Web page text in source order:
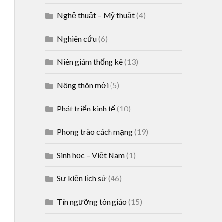
Nghệ thuật – Mỹ thuật(4)
Nghiên cứu(6)
Niên giám thống kê(13)
Nông thôn mới(5)
Phát triển kinh tế(10)
Phong trào cách mạng(19)
Sinh học – Việt Nam(1)
Sự kiện lịch sử(46)
Tín ngưỡng tôn giáo (15)